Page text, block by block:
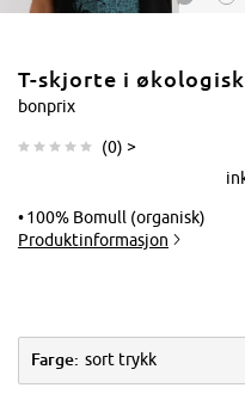
T-skjorte i
bonprix
(0) >
100% Bomull (organisk)
Produktinformasjon
Farge: sort trykk